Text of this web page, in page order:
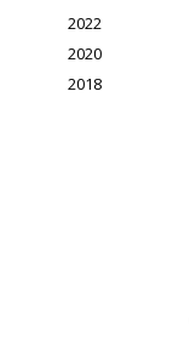
2022
2020
2018